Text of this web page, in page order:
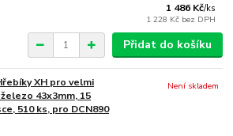
1 486 Kč/ks
1 228 Kč bez DPH
Přidat do košíku
XH pro velmi
43x3mm, 15
510 ks, pro DCN890
Není skladem